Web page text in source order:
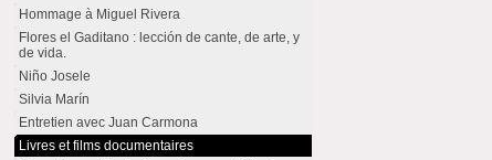
Hommage à Miguel Rivera
Flores el Gaditano : lección de cante, de arte, y
de vida.
Niño Josele
Silvia Marín
Entretien avec Juan Carmona
Livres et films documentaires